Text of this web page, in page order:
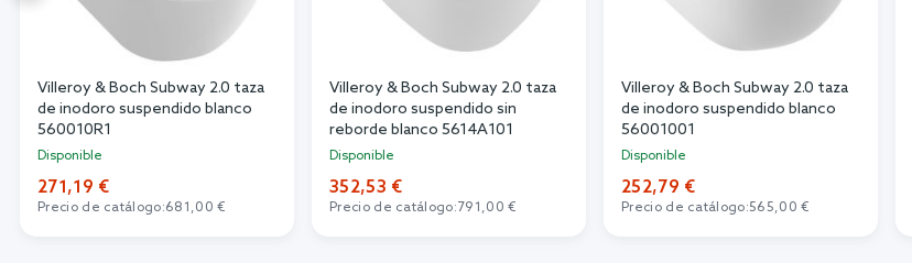
Villeroy & Boch Subway 2.0 taza
de inodoro suspendido blanco
560010R1
Disponible
271,19 €
Precio de catálogo:681,00 €
Villeroy & Boch Subway 2.0 taza
de inodoro suspendido sin
reborde blanco 5614A101
Disponible
352,53 €
Precio de catálogo: 791,00 €
Villeroy & Boch Subway 2.0 taza
de inodoro suspendido blanco
56001001
Disponible
252,79 €
Precio de catálogo:565,00 €